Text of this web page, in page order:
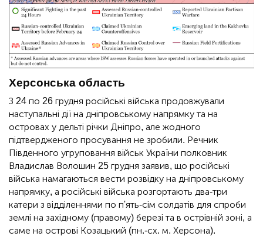
Херсонська область
З 24 по 26 грудня російські війська продовжували
наступальні дії на дніпровському напрямку та на
островах у дельті річки Дніпро, але жодного
підтвердженого просування не зробили. Речник
Південного угруповання військ України полковник
Владислав Волошин 25 грудня заявив, що російські
війська намагаються вести розвідку на дніпровському
напрямку, а російські війська розгортають два-три
катери з відділеннями по п'ять-сім солдатів для спроби
землі на західному (правому) березі та в острівній зоні, а
саме на острові Козацький (пн.-сх. м. Херсона).